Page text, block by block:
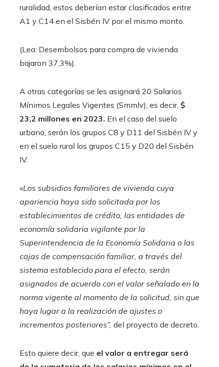
ruralidad, estos deberían estar clasificados entre
A1 y C14 en el Sisbén IV por el mismo monto.
(Lea: Desembolsos para compra de vivienda
bajaron 37,3%).
A otras categorías se les asignará 20 Salarios
Mínimos Legales Vigentes (Smmlv), es decir, $
23,2 millones en 2023. En el caso del suelo
urbano, serán los grupos C8 y D11 del Sisbén IV y
en el suelo rural los grupos C15 y D20 del Sisbén
IV.
«Los subsidios familiares de vivienda cuya
apariencia haya sido solicitada por los
establecimientos de crédito, las entidades de
economía solidaria vigilante por la
Superintendencia de la Economía Solidaria o las
cajas de compensación familiar, a través del
sistema establecido para el efecto, serán
asignados de acuerdo con el valor señalado en la
norma vigente al momento de la solicitud, sin que
haya lugar a la realización de ajustes o
incrementos posteriores”, del proyecto de decreto.
Esto quiere decir, que el valor a entregar será